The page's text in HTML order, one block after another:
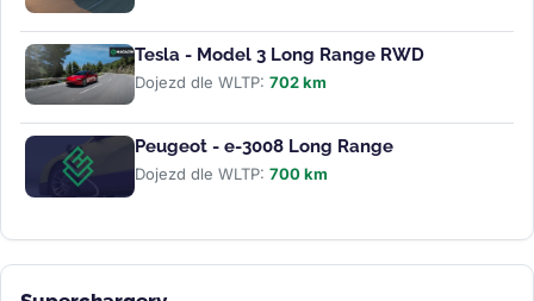
Tesla - Model 3 Long Range RWD
Dojezd dle WLTP: 702 km
Peugeot - e-3008 Long Range
Dojezd dle WLTP: 700 km